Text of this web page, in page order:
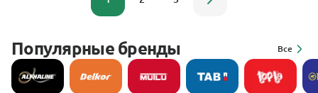
Популярные бренды Все